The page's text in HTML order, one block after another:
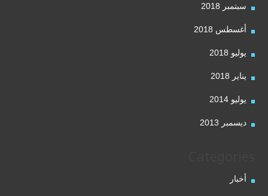
سبتمبر 2018
أغسطس 2018
يوليو 2018
يناير 2018
يوليو 2014
ديسمبر 2013
أخبار